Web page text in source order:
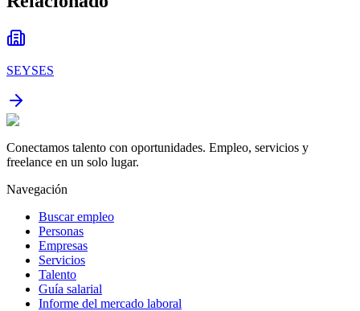
SEYSES
Conectamos talento con oportunidades. Empleo, servicios y
freelance en un solo lugar.
Navegación
Buscar empleo
Personas
Empresas
Servicios
Talento
Guía salarial
Informe del mercado laboral